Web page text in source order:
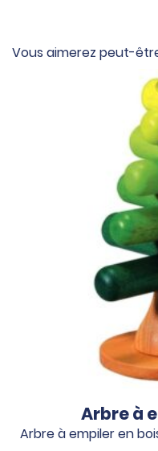
Vous aimerez peut-
Arbre à
Arbre à empiler en